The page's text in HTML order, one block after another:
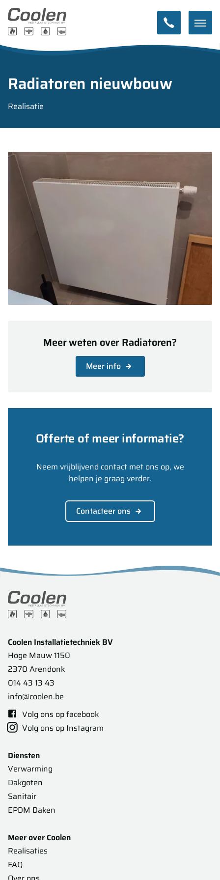
Radiatoren nieuwbouw
Realisatie
Meer weten over Radiatoren?
Meer info
Offerte of meer informatie?
Neem vrijblijvend contact met ons op, we
helpen je graag verder.
Contacteer ons
Coolen Installatietechniek BV
Hoge Mauw 1150
2370 Arendonk
014 43 13 43
info@coolen.be
Volg ons op facebook
Volg ons op Instagram
Diensten
Verwarming
Dakgoten
Sanitair
EPDM Daken
Meer over Coolen
Realisaties
FAQ